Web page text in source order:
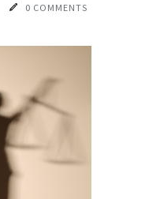
0 COMMENTS